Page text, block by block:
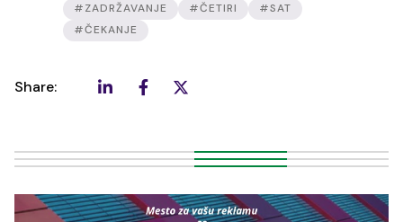
#ZADRŽAVANJE
#ČETIRI
#SAT
#ČEKANJE
Share: